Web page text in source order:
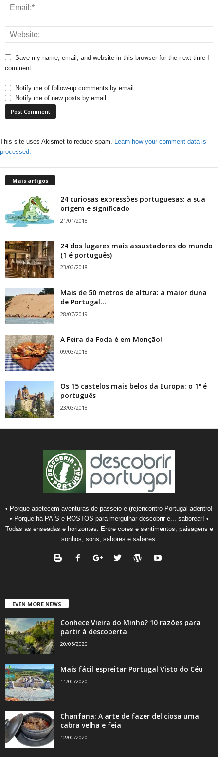
Save my name, email, and website in this browser for the next time I
comment.
Notify me of follow-up comments by email.
Notify me of new posts by email.
This site uses Akismet to reduce spam. Learn how your comment data is
processed.
Mais artigos
24 curiosas expressões portuguesas: a sua
origem e significado
21/01/2018
24 dos lugares mais assustadores do mundo
(1 é português)
23/02/2018
Mais de 50 metros de altura: a maior duna
de Portugal...
28/07/2019
A Feira da Foda é em Monção!
09/03/2018
Os 15 castelos mais belos da Europa: o 1º é
português
23/03/2018
• Porque apetecem aventuras de passeio e (re)encontro Portugal adentro!
• Porque há PAÍS e ROSTOS para mergulhar descobrir e... saborear! •
Todas as enseadas e horizontes. Entre cores e sentimentos, paisagens e
sonhos, sons, sabores e saberes.
EVEN MORE NEWS
Conhece Vieira do Minho? 10 razões para
partir à descoberta
20/05/2020
Mais fácil espreitar Portugal Visto do Céu
11/03/2020
Chanfana: A arte de fazer deliciosa uma
cabra velha e feia
12/02/2020